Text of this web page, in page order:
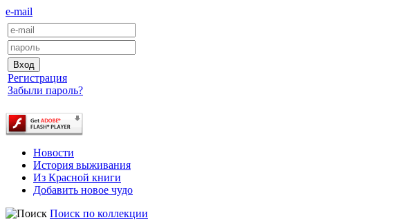
e-mail
Регистрация
Забыли пароль?
Новости
История выживания
Из Красной книги
Добавить новое чудо
Поиск по коллекции